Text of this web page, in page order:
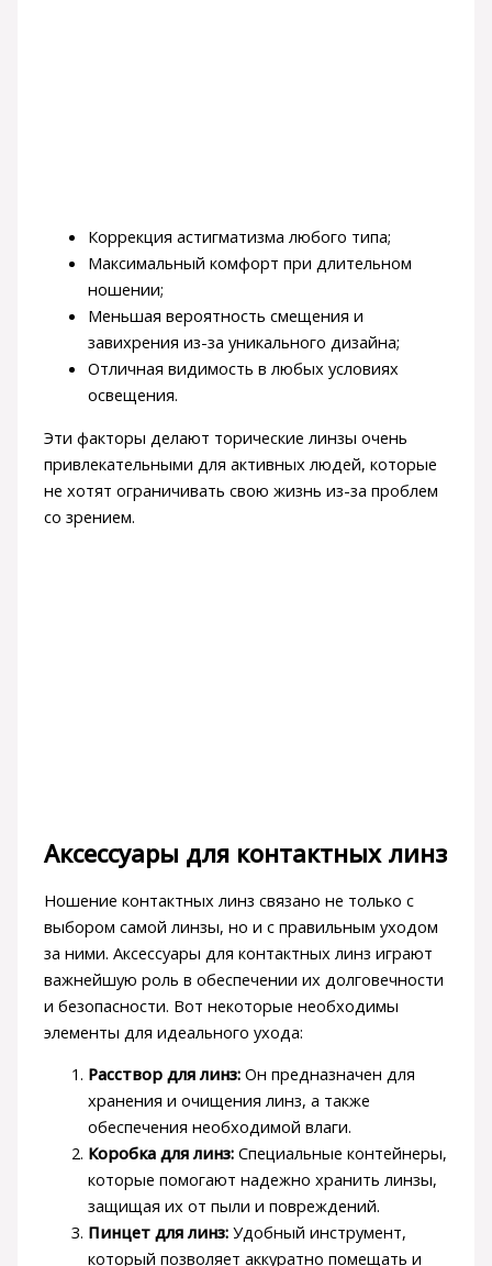
Коррекция астигматизма любого типа;
Максимальный комфорт при длительном
ношении;
Меньшая вероятность смещения и
завихрения из-за уникального дизайна;
Отличная видимость в любых условиях
освещения.
Эти факторы делают торические линзы очень
привлекательными для активных людей, которые
не хотят ограничивать свою жизнь из-за проблем
со зрением.
Аксессуары для контактных линз
Ношение контактных линз связано не только с
выбором самой линзы, но и с правильным уходом
за ними. Аксессуары для контактных линз играют
важнейшую роль в обеспечении их долговечности
и безопасности. Вот некоторые необходимы
элементы для идеального ухода:
Расствор для линз:Он предназначен для
хранения и очищения линз, а также
обеспечения необходимой влаги.
Коробка для линз:Специальные контейнеры,
которые помогают надежно хранить линзы,
защищая их от пыли и повреждений.
Пинцет для линз:Удобный инструмент,
который позволяет аккуратно помещать и